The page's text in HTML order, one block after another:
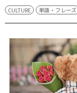
CULTURE 単語・フレーズ